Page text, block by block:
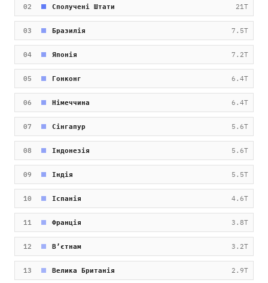
02 Сполучені Штати 21T
03 Бразилія 7.5T
04 Японія 7.2T
05 Гонконг 6.4T
06 Німеччина 6.4T
07 Сінгапур 5.6T
08 Індонезія 5.6T
09 Індія 5.5T
10 Іспанія 4.6T
11 Франція 3.8T
12 Вʼєтнам 3.2T
13 Велика Британія 2.9T